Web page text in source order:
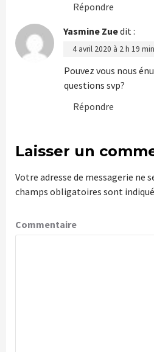
Répondre
Yasmine Zuedit :
4 avril 2020 à 2 h 19 min
Pouvez vous nous
questions svp?
Répondre
Laisser un
Votre adresse de messagerie ne
champs obligatoires sont
Commentaire